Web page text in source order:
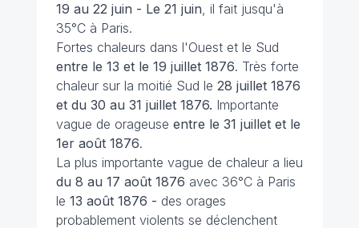
19 au 22 juin - Le 21 juin, il fait jusqu'à
35°C à Paris.
Fortes chaleurs dans l'Ouest et le Sud
entre le 13 et le 19 juillet 1876. Très forte
chaleur sur la moitié Sud le 28 juillet 1876
et du 30 au 31 juillet 1876. Importante
vague de orageuse entre le 31 juillet et le
1er août 1876.
La plus importante vague de chaleur a lieu
du 8 au 17 août 1876 avec 36°C à Paris
le 13 août 1876 - des orages
probablement violents se déclenchent